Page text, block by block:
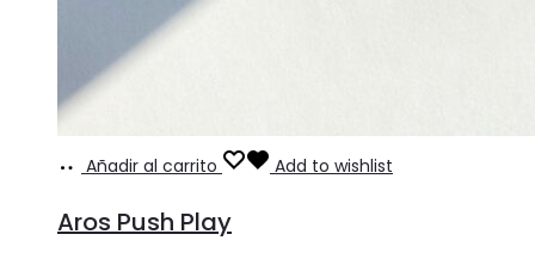
Añadir al carrito Add to wishlist
Aros Push Play